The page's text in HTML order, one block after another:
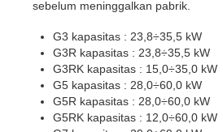
sebelum meninggalkan pabrik.
G3 kapasitas : 23,8÷35,5 kW
G3R kapasitas : 23,8÷35,5 kW
G3RK kapasitas : 15,0÷35,0 kW
G5 kapasitas : 28,0÷60,0 kW
G5R kapasitas : 28,0÷60,0 kW
G5RK kapasitas : 12,0÷60,0 kW